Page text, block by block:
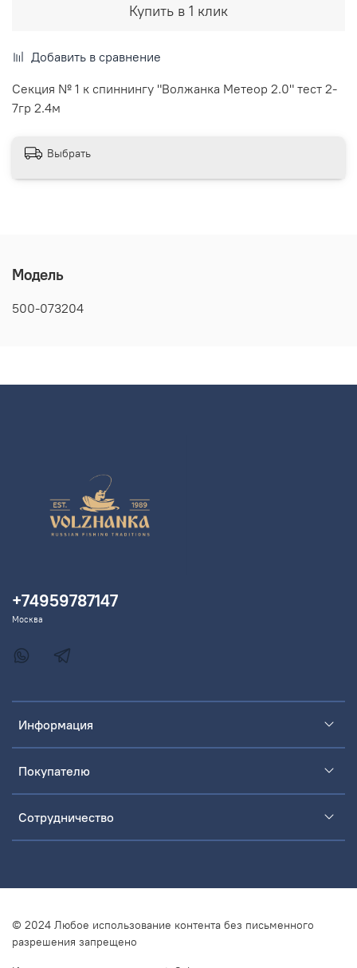
Купить в 1 клик
Добавить в сравнение
Секция № 1 к спиннингу "Волжанка Метеор 2.0" тест 2-
7гр 2.4м
Выбрать
Модель
500-073204
Информация
Покупателю
Сотрудничество
+74959787147
Москва
© 2024 Любое использование контента без письменного
разрешения запрещено